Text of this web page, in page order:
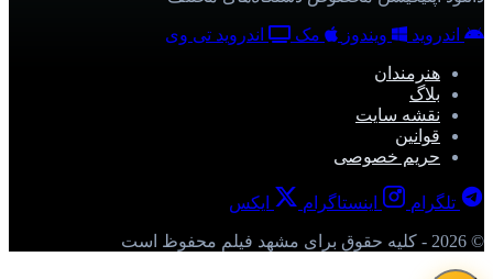
اندروید ویندوز مک اندروید تی وی
هنرمندان
بلاگ
نقشه سایت
قوانین
حریم خصوصی
تلگرام اینستاگرام ایکس
© 2026 - کلیه حقوق برای مشهد فیلم محفوظ است